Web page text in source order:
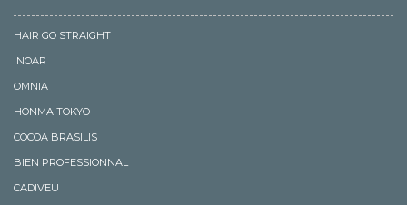
HAIR GO STRAIGHT
INOAR
OMNIA
HONMA TOKYO
COCOA BRASILIS
BIEN PROFESSIONNAL
CADIVEU